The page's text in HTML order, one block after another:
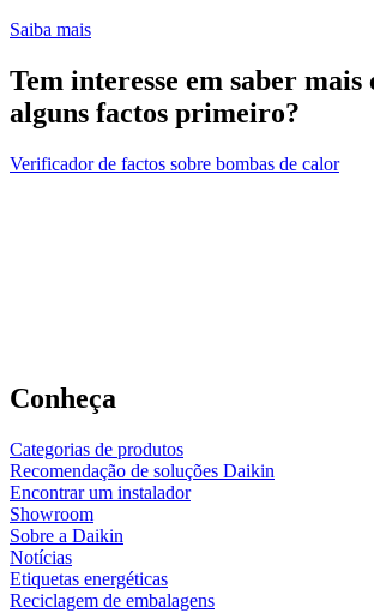
Saiba mais
Tem interesse em saber
alguns factos primeiro?
Verificador de factos sobre bombas de calor
Conheça
Categorias de produtos
Recomendação de soluções Daikin
Encontrar um instalador
Showroom
Sobre a Daikin
Notícias
Etiquetas energéticas
Reciclagem de embalagens